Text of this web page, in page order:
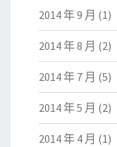
2014 年 9 月 (1)
2014 年 8 月 (2)
2014 年 7 月 (5)
2014 年 5 月 (2)
2014 年 4 月 (1)